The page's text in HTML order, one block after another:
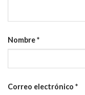
Nombre*
Correo electrónico *